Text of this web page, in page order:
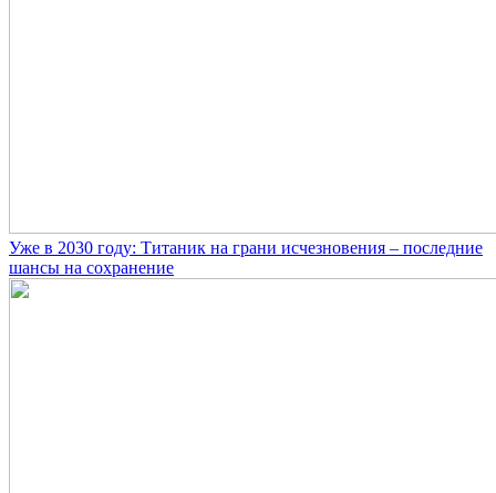
Уже в 2030 году: Титаник на грани исчезновения – последние
шансы на сохранение